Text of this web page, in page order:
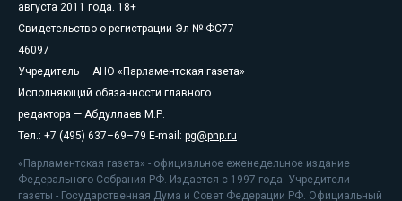
августа 2011 года. 18+
Свидетельство о регистрации Эл № ФС77-
46097
Учредитель — АНО «Парламентская газета»
Исполняющий обязанности главного
редактора — Абдуллаев М.Р.
Тел.: +7 (495) 637–69–79 E-mail: pg@pnp.ru
«Парламентская газета» - официальное еженедельное издание
Федерального Собрания РФ. Издается с 1997 года. Учредители
газеты - Государственная Дума и Совет Федерации РФ. Официальный